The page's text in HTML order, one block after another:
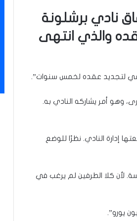
نادي برشلونة
والذي انتهى
لتجديد عقده لخمس سنوات”.
وهو أمر يشاركه النادي به.
وقبل بالشروط التي وضعتها إدارة النادي. نظرًا للوضع
لأن كلا الطرفين لم يرغب في